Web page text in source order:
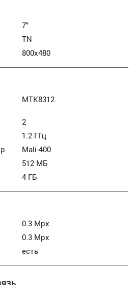
7″
TN
800х480
MTK8312
2
1.2 ГГц
Mali-400
512 МБ
4 ГБ
0.3 Mpx
0.3 Mpx
есть